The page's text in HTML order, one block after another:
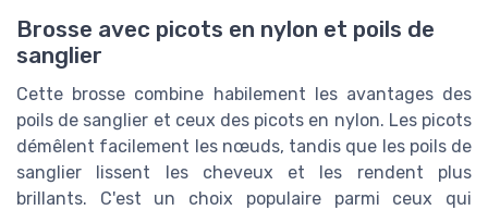
Brosse avec picots en nylon et poils de
sanglier
Cette brosse combine habilement les avantages des
poils de sanglier et ceux des picots en nylon. Les picots
démêlent facilement les nœuds, tandis que les poils de
sanglier lissent les cheveux et les rendent plus
brillants. C'est un choix populaire parmi ceux qui